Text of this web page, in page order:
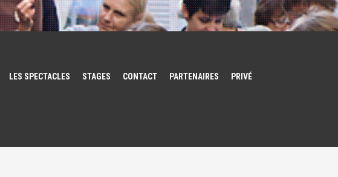
LES SPECTACLES STAGES CONTACT PARTENAIRES PRIVÉ